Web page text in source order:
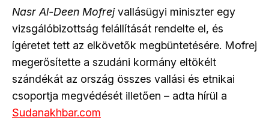
Nasr Al-Deen Mofrejvallásügyi miniszter egy
vizsgálóbizottság felállítását rendelte el, és
ígéretet tett az elkövetők megbüntetésére. Mofrej
megerősítette a szudáni kormány eltökélt
szándékát az ország összes vallási és etnikai
csoportja megvédését illetően – adta hírül a
Sudanakhbar.com